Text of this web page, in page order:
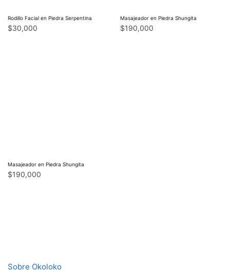
Rodillo Facial en Piedra Serpentina
$30,000
Masajeador en Piedra Shungita
$190,000
Masajeador en Piedra Shungita
$190,000
Sobre Okoloko